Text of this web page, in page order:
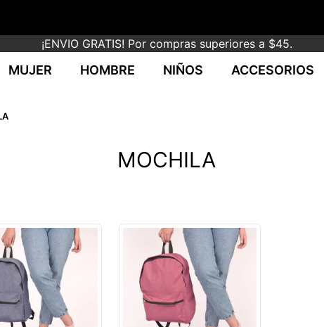
¡ENVIO GRATIS! Por compras superiores a $45.
MUJER HOMBRE NIÑOS ACCESORIOS
MOCHILA